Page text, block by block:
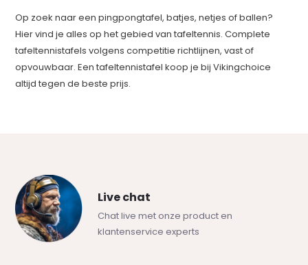
Op zoek naar een pingpongtafel, batjes, netjes of ballen?
Hier vind je alles op het gebied van tafeltennis. Complete
tafeltennistafels volgens competitie richtlijnen, vast of
opvouwbaar. Een tafeltennistafel koop je bij Vikingchoice
altijd tegen de beste prijs.
Live chat
Chat live met onze product en
klantenservice experts